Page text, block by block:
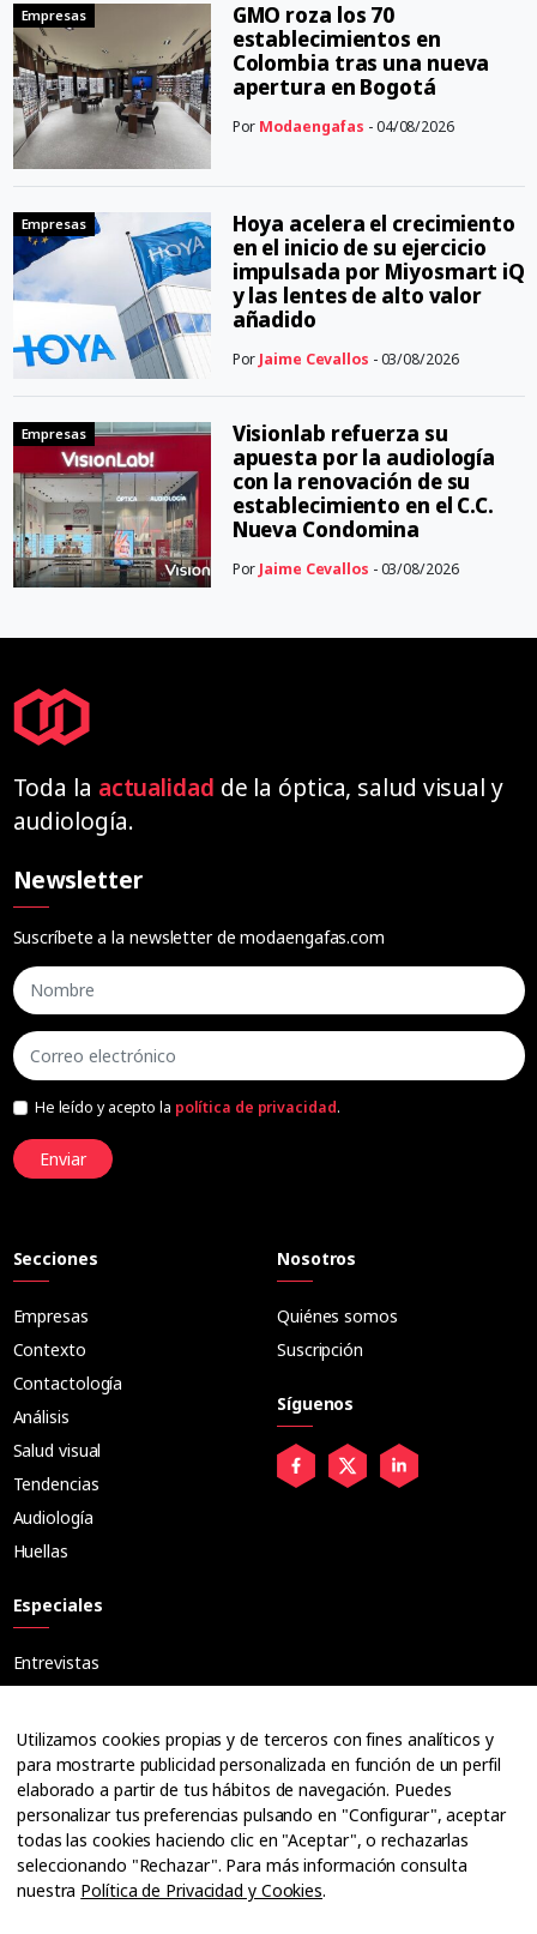
Empresas
GMO roza los 70
establecimientos en
Colombia tras una nueva
apertura en Bogotá
Por Modaengafas - 04/08/2026
Empresas
Hoya acelera el crecimiento
en el inicio de su ejercicio
impulsada por Miyosmart iQ
y las lentes de alto valor
añadido
PorJaime Cevallos - 03/08/2026
Empresas
Visionlab refuerza su
apuesta por la audiología
con la renovación de su
establecimiento en el C.C.
Nueva Condomina
Por Jaime Cevallos - 03/08/2026
Toda la actualidad de la óptica, salud visual y
audiología.
Newsletter
Suscríbete a la newsletter de modaengafas.com
He leído y acepto la política de privacidad.
Enviar
Secciones
Empresas
Contexto
Contactología
Análisis
Salud visual
Tendencias
Audiología
Huellas
Especiales
Entrevistas
Ópticos
Cuadernos
Guías
Dossier
Anuarios
Ofertas de empleo
Nosotros
Quiénes somos
Suscripción
Síguenos
Utilizamos cookies propias y de terceros con fines analíticos y
para mostrarte publicidad personalizada en función de un perfil
elaborado a partir de tus hábitos de navegación. Puedes
personalizar tus preferencias pulsando en "Configurar", aceptar
todas las cookies haciendo clic en "Aceptar", o rechazarlas
seleccionando "Rechazar". Para más información consulta
nuestra Política de Privacidad y Cookies.